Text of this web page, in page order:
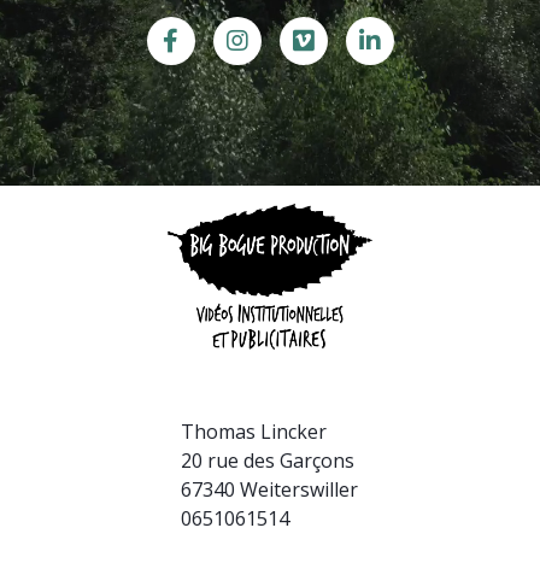
Thomas Lincker
20 rue des Garçons
67340 Weiterswiller
0651061514